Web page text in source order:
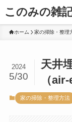
このみの雑
ホーム 家の掃除・整理
天井
（
2024
5/30
家の掃除・整理方法